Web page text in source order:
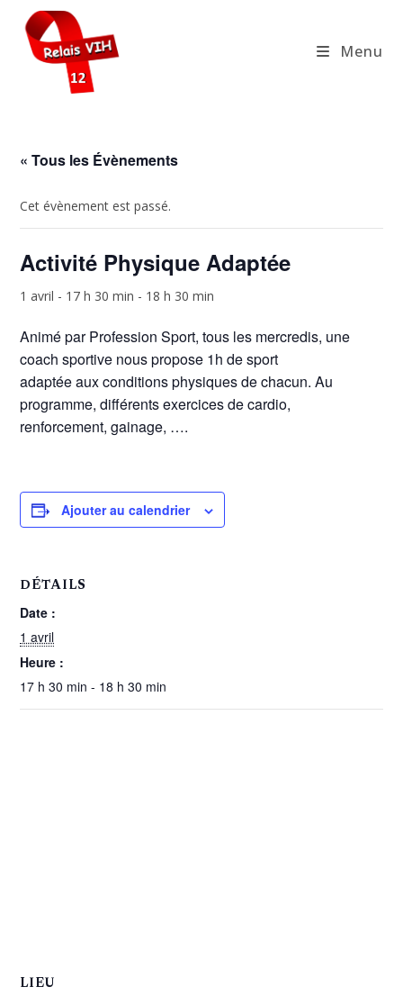
content
Menu
« Tous les Évènements
Cet évènement est passé.
Activité Physique Adaptée
1 avril - 17 h 30 min - 18 h 30 min
Animé par Profession Sport, tous les mercredis, une
coach sportive nous propose 1h de sport
adaptée aux conditions physiques de chacun. Au
programme, différents exercices de cardio,
renforcement, gainage, ….
Ajouter au calendrier
DÉTAILS
Date :
1 avril
Heure :
17 h 30 min - 18 h 30 min
LIEU